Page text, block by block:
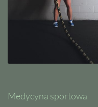
Medycyna sportowa